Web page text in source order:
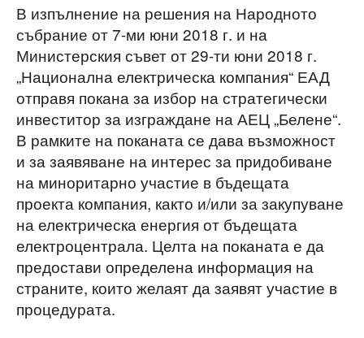
В изпълнение на решения на Народното
събрание от 7-ми юни 2018 г. и на
Министерския съвет от 29-ти юни 2018 г.
„Национална електрическа компания“ ЕАД
отправя покана за избор на стратегически
инвеститор за изграждане на АЕЦ „Белене“.
В рамките на поканата се дава възможност
и за заявяване на интерес за придобиване
на миноритарно участие в бъдещата
проекта компания, както и/или за закупуване
на електрическа енергия от бъдещата
електроцентрала. Целта на поканата е да
предостави определена информация на
страните, които желаят да заявят участие в
процедурата.